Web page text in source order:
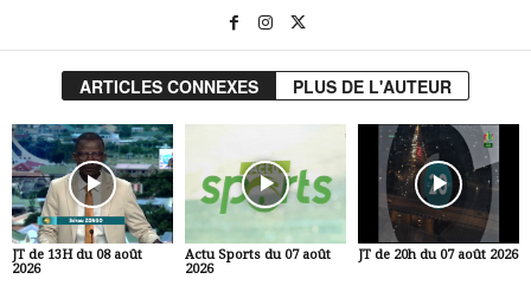
ARTICLES CONNEXES PLUS DE L'AUTEUR
JT de 13H du 08 août
2026
Actu Sports du 07 août
2026
JT de 20h du 07 août 2026